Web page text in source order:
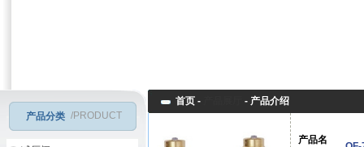
产品分类 /PRODUCT
首页 - - 产品介绍
产品名